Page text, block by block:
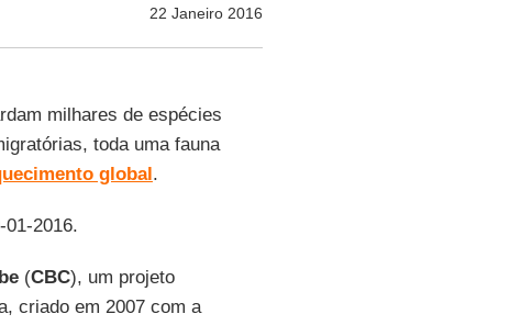
22 Janeiro 2016
milhares de espécies
toda uma fauna
global.
01-2016.
(CBC), um projeto
criado em 2007 com a